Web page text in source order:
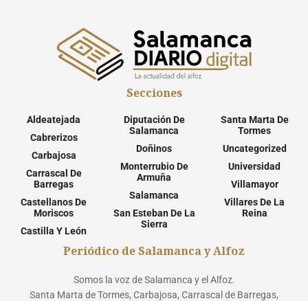
Secciones
Aldeatejada
Cabrerizos
Carbajosa
Carrascal De
Barregas
Castellanos De
Moriscos
Castilla Y León
Diputación De
Salamanca
Doñinos
Monterrubio De
Armuña
Salamanca
San Esteban De La
Sierra
Santa Marta De
Tormes
Uncategorized
Universidad
Villamayor
Villares De La
Reina
Periódico de Salamanca y Alfoz
Somos la voz de Salamanca y el Alfoz.
Santa Marta de Tormes, Carbajosa, Carrascal de Barregas,